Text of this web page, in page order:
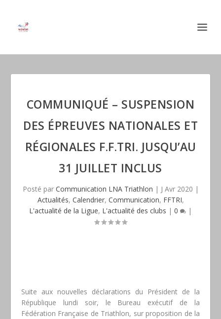
COMMUNIQUÉ – SUSPENSION
DES ÉPREUVES NATIONALES ET
RÉGIONALES F.F.TRI. JUSQU’AU
31 JUILLET INCLUS
Posté par Communication LNA Triathlon | J Avr 2020 |
Actualités, Calendrier, Communication, FFTRI,
L'actualité de la Ligue, L'actualité des clubs | 0 |
Suite aux nouvelles déclarations du Président de la
République lundi soir, le Bureau exécutif de la
Fédération Française de Triathlon, sur proposition de la